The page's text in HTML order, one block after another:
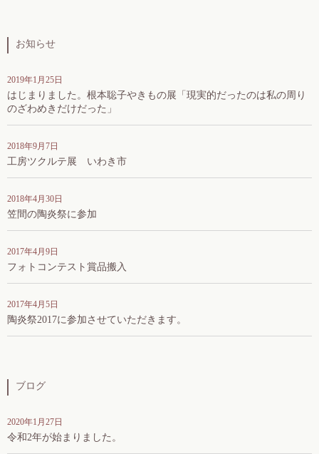
お知らせ
2019年1月25日
はじまりました。根本聡子やきもの展「現実的だったのは私の周り
のざわめきだけだった」
2018年9月7日
工房ツクルテ展 いわき市
2018年4月30日
笠間の陶炎祭に参加
2017年4月9日
フォトコンテスト賞品搬入
2017年4月5日
陶炎祭2017に参加させていただきます。
ブログ
2020年1月27日
令和2年が始まりました。